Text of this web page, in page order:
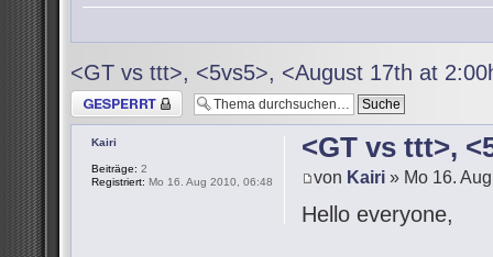
<GT vs ttt>, <5vs5>, <August 17th at
Thema gesperrt
<GT vs ttt>,
von Kairi » Mo 16.
Hello everyone,
Kairi
Beiträge: 2
Registriert: Mo 16. Aug 2010, 06:48